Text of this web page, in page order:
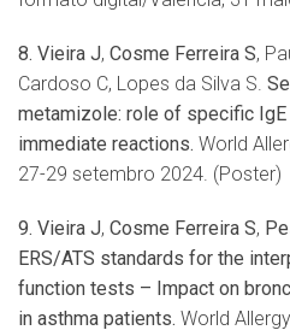
8. Vieira J, Cosme Ferreira S,
Cardoso C, Lopes da Silva S.
metamizole: role of specific
immediate reactions. World
27-29 setembro 2024. (Poster)
9. Vieira J, Cosme Ferreira S,
ERS/ATS standards for the
function tests – Impact on
in asthma patients. World